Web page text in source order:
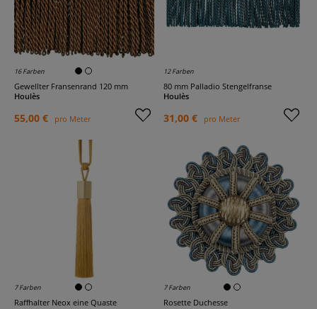
16 Farben
Gewellter Fransenrand 120 mm
Houlès
55,00 € pro Meter
12 Farben
80 mm Palladio Stengelfranse
Houlès
31,00 € pro Meter
7 Farben
Raffhalter Neox eine Quaste
7 Farben
Rosette Duchesse